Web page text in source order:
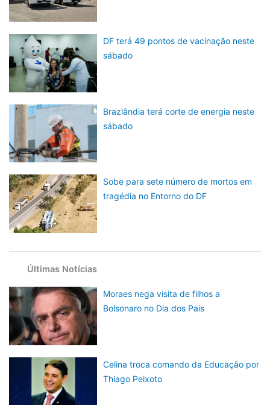
DF terá 49 pontos de vacinação neste
sábado
Brazlândia terá corte de energia neste
sábado
Sobe para sete número de mortos em
tragédia no Entorno do DF
Últimas Notícias
Moraes nega visita de filhos a
Bolsonaro no Dia dos Pais
Celina troca comando da Educação por
Thiago Peixoto